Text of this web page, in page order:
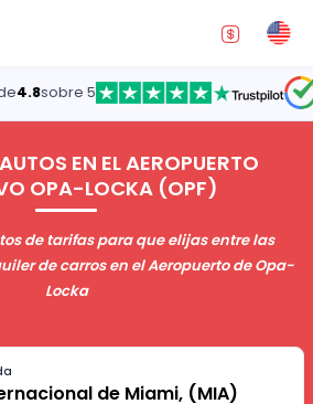
5.0
EN EL AEROPUERTO
OPA-LOCKA (OPF)
de tarifas para que elijas entre las
de carros en el Aeropuerto de Opa-
Locka